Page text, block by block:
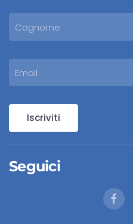
Iscriviti
Seguici